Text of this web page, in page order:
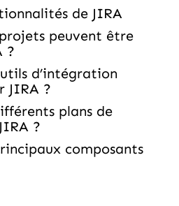
de JIRA
peuvent être
?
d’intégration
JIRA ?
plans de
?
composants